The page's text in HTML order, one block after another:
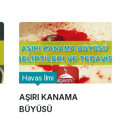
AŞIRI KANAMA
BÜYÜSÜ
Havas İlmi